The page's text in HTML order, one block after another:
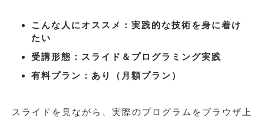
こんな人にオススメ：実践的な技術を身に着け
たい
受講形態：スライド＆プログラミング実践
有料プラン：あり（月額プラン）
スライドを見ながら、実際のプログラムをブラウザ上